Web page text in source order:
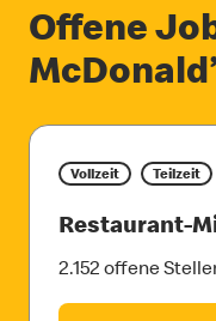
Offene
Vollzeit Teilzeit
Restaurant-
2.152 offene